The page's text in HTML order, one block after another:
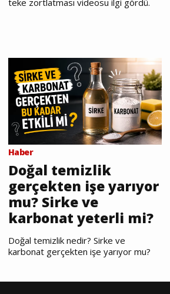
teke zortlatması videosu ilgi gördü.
Haber
Doğal temizlik
gerçekten işe yarıyor
mu? Sirke ve
karbonat yeterli mi?
Doğal temizlik nedir? Sirke ve
karbonat gerçekten işe yarıyor mu?